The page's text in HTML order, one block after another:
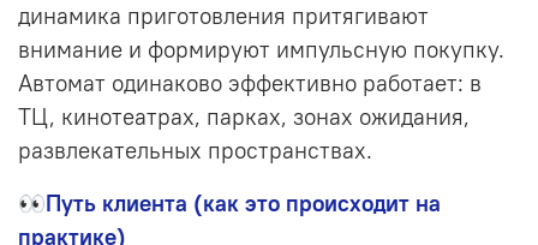
динамика приготовления притягивают
внимание и формируют импульсную покупку.
Автомат одинаково эффективно работает: в
ТЦ, кинотеатрах, парках, зонах ожидания,
развлекательных пространствах.
👀Путь клиента (как это происходит на
практике)